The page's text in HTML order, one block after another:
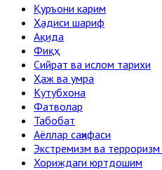
Қуръони карим
Ҳадиси шариф
Ақида
Фиқҳ
Сийрат ва ислом тарихи
Ҳаж ва умра
Кутубхона
Фатволар
Табобат
Аёллар саҳифаси
Экстремизм ва
Хориждаги юртдошим